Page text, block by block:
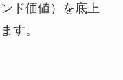
ド価値）を底上
す。